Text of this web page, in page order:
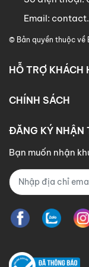
rong quá trình sử
- Sản phẩm
- Chất liệu: Gỗ
Công ty TNHH
Văn Phòng giao
Email:
© Bản quyền thuộc về
HỖ TRỢ KHÁCH
CHÍNH SÁCH
ĐĂNG KÝ NHẬN
Bạn muốn nhận